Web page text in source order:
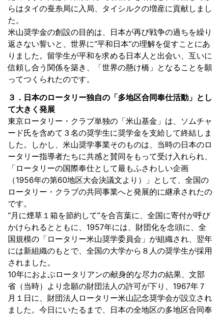
らはタイの蚕糸局に入局、タイシルクの増産に貢献しまし
た。
米山奨学金の創設の目的は、日本が再び戦争の過ちを繰り
返さない誓いと、世界に“平和日本”の理解を促すことにあ
りました。留学生が平和を求める日本人と出会い、互いに
信頼し合う関係を築き、「世界の懸け橋」となることを願
ってつくられたのです。
３．日本のロータリー独自の「多地区合同奉仕活動」とし
て大きく発展
東京ロータリー・クラブ単独の「米山基金」は、ソムチャ
ード氏を含めて３名の奨学生に奨学金を支給して終結しま
した。しかし、米山奨学事業そのものは、当時の日本のロ
ータリー指導者たちに共感と賛同をもって受け入れられ、
「ロータリーの国際奉仕として最もふさわしい企画
（1956年の第60地区大会決議文より）」として、全国の
ロータリー・クラブの共同事業へと発展的に継承されたの
です。
“月に煙草１箱を節約して”を合言葉に、全国に寄付が呼び
かけられるとともに、1957年には、財団化を念頭に、全
国規模の「ロータリー米山奨学委員会」が組織され、翌年
には新組織のもとで、全国の大学から８人の奨学生が採用
されました。
10年におよぶロータリアンの献身的な尽力の結果、文部
省（当時）より念願の財団法人の許可が下り、1967年７
月１日に、財団法人ロータリー米山記念奨学会が設立され
ました。今日にいたるまで、日本の全地区の多地区合同奉